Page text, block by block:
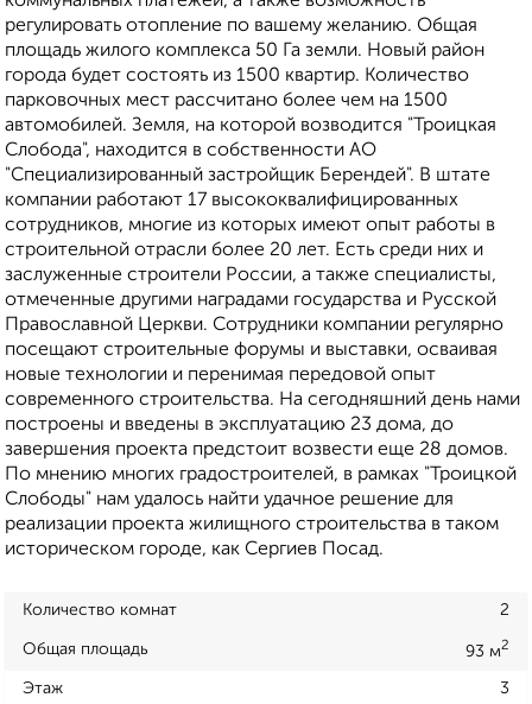
регулировать отопление по вашему желанию. Общая
площадь жилого комплекса 50 Га земли. Новый район
города будет состоять из 1500 квартир. Количество
парковочных мест рассчитано более чем на 1500
автомобилей. Земля, на которой возводится "Троицкая
Слобода", находится в собственности АО
"Специализированный застройщик Берендей". В штате
компании работают 17 высококвалифицированных
сотрудников, многие из которых имеют опыт работы в
строительной отрасли более 20 лет. Есть среди них и
заслуженные строители России, а также специалисты,
отмеченные другими наградами государства и Русской
Православной Церкви. Сотрудники компании регулярно
посещают строительные форумы и выставки, осваивая
новые технологии и перенимая передовой опыт
современного строительства. На сегодняшний день нами
построены и введены в эксплуатацию 23 дома, до
завершения проекта предстоит возвести еще 28 домов.
По мнению многих градостроителей, в рамках "Троицкой
Слободы" нам удалось найти удачное решение для
реализации проекта жилищного строительства в таком
историческом городе, как Сергиев Посад.
Количество комнат 2
Общая площадь 93 м2
Этаж 3